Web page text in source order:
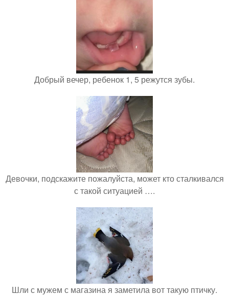
Добрый вечер, ребенок 1, 5 режутся зубы.
Девочки, подскажите пожалуйста, может кто сталкивался
с такой ситуацией ….
Шли с мужем с магазина я заметила вот такую птичку.